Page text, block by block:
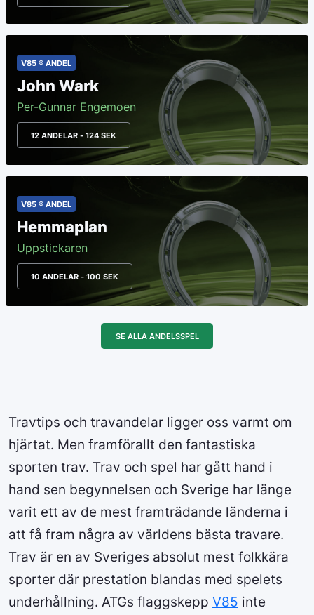
V85 ® ANDEL
John Wark
Per-Gunnar Engemoen
12 ANDELAR - 124 SEK
V85 ® ANDEL
Hemmaplan
Uppstickaren
10 ANDELAR - 100 SEK
SE ALLA ANDELSSPEL
Travtips och travandelar ligger oss varmt om
hjärtat. Men framförallt den fantastiska
sporten trav. Trav och spel har gått hand i
hand sen begynnelsen och Sverige har länge
varit ett av de mest framträdande länderna i
att få fram några av världens bästa travare.
Trav är en av Sveriges absolut mest folkkära
sporter där prestation blandas med spelets
underhållning. ATGs flaggskepp V85 inte